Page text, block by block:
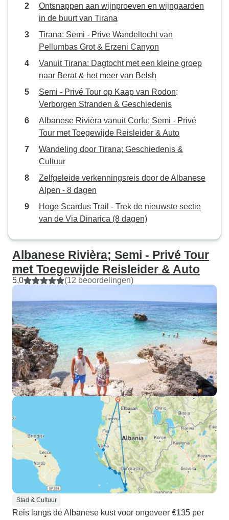
Ontsnappen aan wijnproeven en wijngaarden
in de buurt van Tirana
Tirana: Semi - Prive Wandeltocht van
Pellumbas Grot & Erzeni Canyon
Vanuit Tirana: Dagtocht met een kleine groep
naar Berat & het meer van Belsh
Semi - Privé Tour op Kaap van Rodon;
Verborgen Stranden & Geschiedenis
Albanese Rivièra vanuit Corfu; Semi - Privé
Tour met Toegewijde Reisleider & Auto
Wandeling door Tirana; Geschiedenis &
Cultuur
Zelfgeleide verkenningsreis door de Albanese
Alpen - 8 dagen
Hoge Scardus Trail - Trek de nieuwste sectie
van de Via Dinarica (8 dagen)
Albanese Rivièra; Semi - Privé Tour
met Toegewijde Reisleider & Auto
5,0 (12 beoordelingen)
Stad & Cultuur
Reis langs de Albanese kust voor ongeveer €135 per